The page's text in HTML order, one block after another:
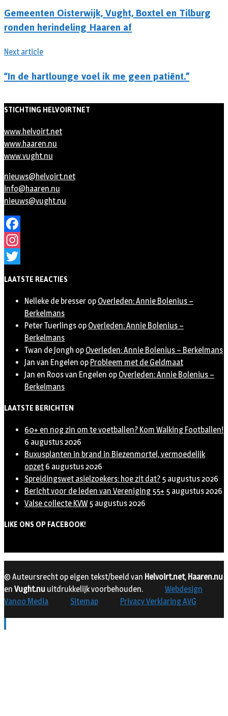
Gemeenten Oisterwijk, Vught, Boxtel en Tilburg
ronden herindeling Haaren af
Next article
“In de hartlounge voel ik me geen patiënt.”
STICHTING HELVOIRTNET
www.helvoirt.net
www.haaren.nu
www.vught.nu
nieuws@helvoirt.net
info@haaren.nu
nieuws@vught.nu
Facebook
Instagram
LAATSTE REACTIES
Nelleke de bresser op Overleden: Annie Bolenius –
Berkelmans
Peter Tuerlings op Overleden: Annie Bolenius –
Berkelmans
Twan de Jongh op Overleden: Annie Bolenius – Berkelmans
Jan van Engelen op Probleem met de Geldmaat
Jan en Roos van Engelen op Overleden: Annie Bolenius –
Berkelmans
LAATSTE BERICHTEN
60+ en nog zin om te voetballen? Kom Walking Footballen!
6 augustus 2026
Buxusplanten in brand in Biezenmortel, vermoedelijk
opzet 6 augustus 2026
Spreidingswet asielzoekers: hoe zit dat? 5 augustus 2026
Bericht voor de leden van Vereniging 55+ 5 augustus 2026
Valse collecte KVW 5 augustus 2026
LIKE ONS OP FACEBOOK!
© Auteursrecht op eigen tekst/beeld van Helvoirt.net, Haaren.nu
en Vught.nu uitdrukkelijk voorbehouden.
Webdesign
Vanoo Media
Sitemap Privacy Verklaring AVG